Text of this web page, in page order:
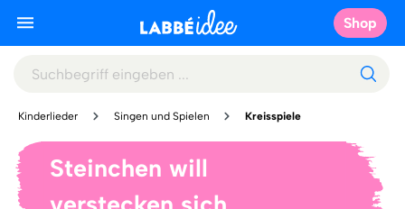
Shop
Kinderlieder Singen und Spielen Kreisspiele
Steinchen will